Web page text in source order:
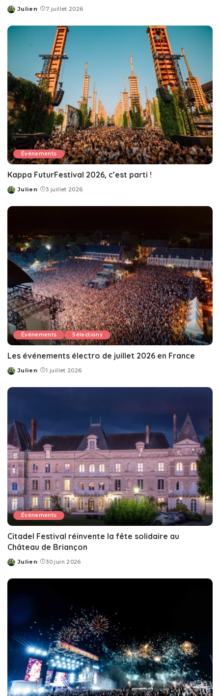
Posted
Julien 7 juillet 2026
Événements
Kappa FuturFestival 2026, c’est parti !
Posted
Julien 3 juillet 2026
Événements Sélections
Les événements électro de juillet 2026 en France
Posted
Julien 1 juillet 2026
Événements
Citadel Festival réinvente la fête solidaire au
Château de Briançon
Posted
Julien 30 juin 2026